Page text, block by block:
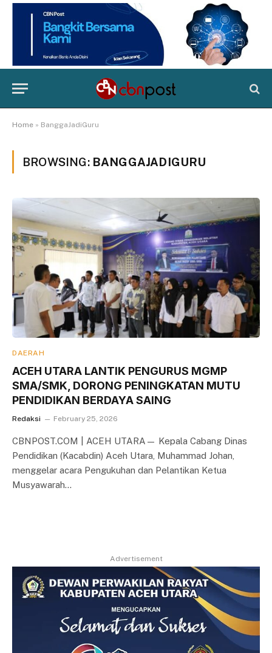
Home » BanggaJadiGuru
BROWSING: BANGGAJADIGURU
DAERAH
ACEH UTARA LANTIK PENGURUS MGMP
SMA/SMK, DORONG PENINGKATAN MUTU
PENDIDIKAN BERDAYA SAING
Redaksi February 25, 2026
CBNPOST.COM | ACEH UTARA— Kepala Cabang Dinas
Pendidikan (Kacabdin) Aceh Utara, Muhammad Johan,
menggelar acara Pengukuhan dan Pelantikan Ketua
Musyawarah…
Advertisement